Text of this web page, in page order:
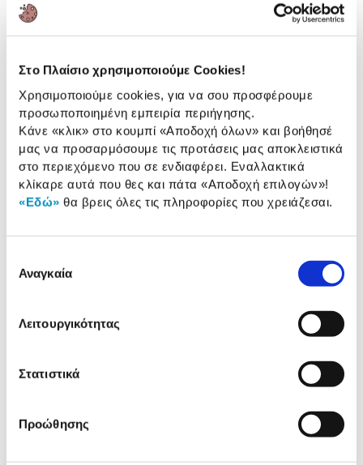
Στο Πλαίσιο χρησιμοποιούμε Cookies!
Χρησιμοποιούμε cookies, για να σου προσφέρουμε
προσωποποιημένη εμπειρία περιήγησης.
Κάνε «κλικ» στο κουμπί «Αποδοχή όλων» και βοήθησέ
μας να προσαρμόσουμε τις προτάσεις μας αποκλειστικά
στο περιεχόμενο που σε ενδιαφέρει. Εναλλακτικά
κλίκαρε αυτά που θες και πάτα «Αποδοχή επιλογών»!
«Εδώ» θα βρεις όλες τις πληροφορίες που χρειάζεσαι.
συγκατάθεσης
Αναγκαία
Λειτουργικότητας
Στατιστικά
Προώθησης
Αναλυτική
παρουσίαση
Αναλυτική παρουσίαση
Προδιαγραφές
προϊόντος
Χαρακτηριστικά
Αξιολογήσεις
Αξιολογήσεις
Δες τι κλίκαραν όσοι είδαν το ίδιο
προϊόν με εσένα!
360 XL